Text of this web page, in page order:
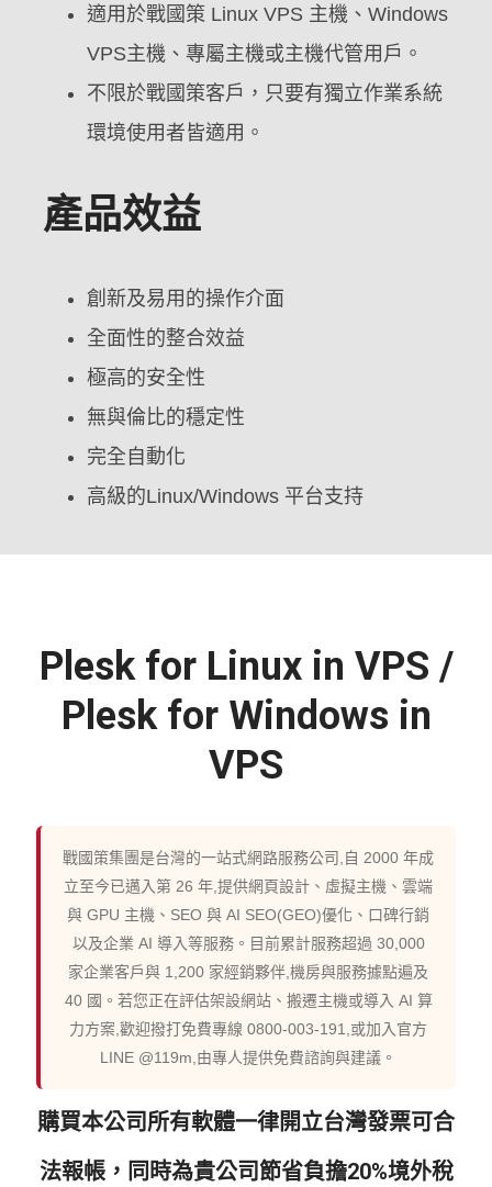
適用於戰國策 Linux VPS 主機、Windows
VPS主機、專屬主機或主機代管用戶。
不限於戰國策客戶，只要有獨立作業系統
環境使用者皆適用。
產品效益
創新及易用的操作介面
全面性的整合效益
極高的安全性
無與倫比的穩定性
完全自動化
高級的Linux/Windows 平台支持
Plesk for Linux in VPS /
Plesk for Windows in
VPS
戰國策集團是台灣的一站式網路服務公司,自 2000 年成
立至今已邁入第 26 年,提供網頁設計、虛擬主機、雲端
與 GPU 主機、SEO 與 AI SEO(GEO)優化、口碑行銷
以及企業 AI 導入等服務。目前累計服務超過 30,000
家企業客戶與 1,200 家經銷夥伴,機房與服務據點遍及
40 國。若您正在評估架設網站、搬遷主機或導入 AI 算
力方案,歡迎撥打免費專線 0800-003-191,或加入官方
LINE @119m,由專人提供免費諮詢與建議。
購買本公司所有軟體一律開立台灣發票可合
法報帳，同時為貴公司節省負擔20%境外稅